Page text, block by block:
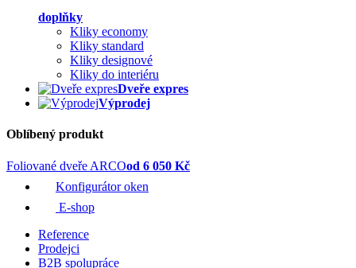
doplňky
Kliky economy
Kliky standard
Kliky designové
Kliky do interiéru
Dveře expres
Výprodej
Oblíbený produkt
Foliované dveře ARCOod 6 050 Kč
Konfigurátor oken
E-shop
Reference
Prodejci
B2B spolupráce